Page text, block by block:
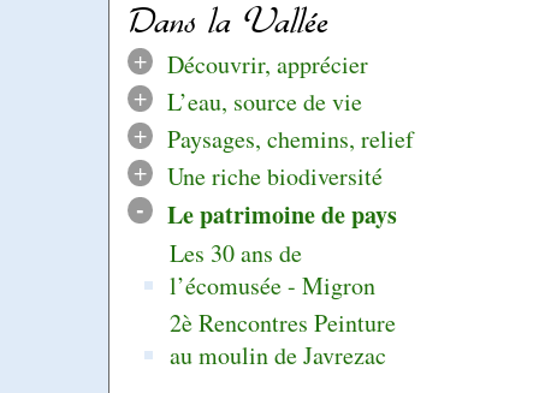
Dans la Vallée
+
Découvrir, apprécier
+
L’eau, source de vie
+
Paysages, chemins, relief
+
Une riche biodiversité
- Le patrimoine de pays
Les 30 ans de
l’écomusée - Migron
2è Rencontres Peinture
au moulin de Javrezac